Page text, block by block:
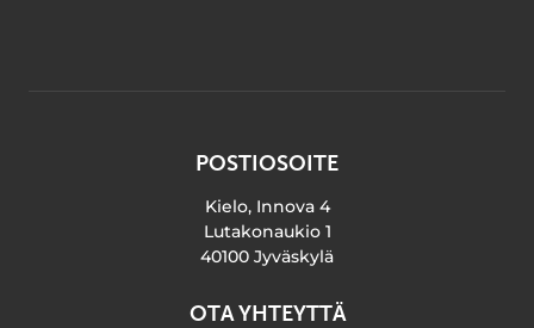
POSTIOSOITE
Kielo, Innova 4
Lutakonaukio 1
40100 Jyväskylä
OTA YHTEYTTÄ